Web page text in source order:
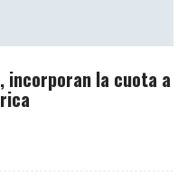
incorporan la cuota a